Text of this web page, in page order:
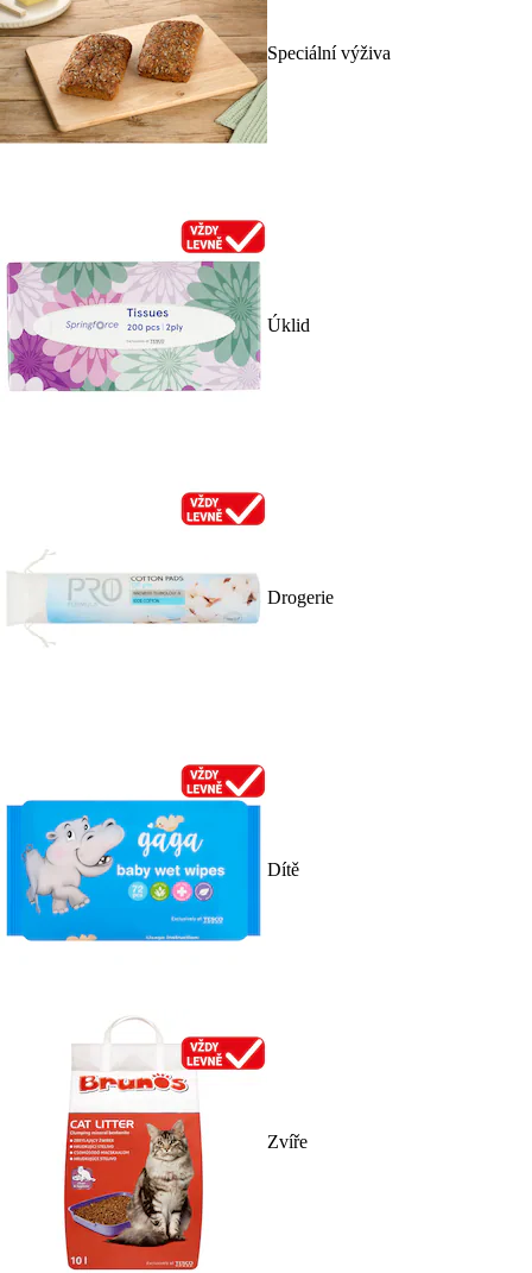
Speciální výživa
Úklid
Drogerie
Dítě
Zvíře